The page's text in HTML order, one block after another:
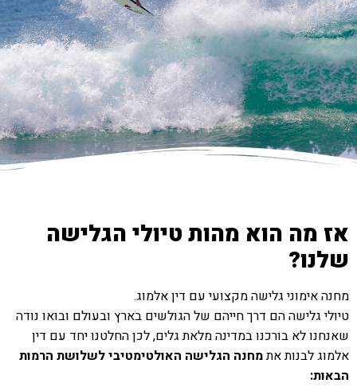
אז מה הוא מהות טיולי הגלישה
שלנו?
מחנה אימוני גלישה מקצועי עם דין אלמוג.
טיולי גלישה הם דרך חייהם של הגולשים בארץ ובעולם ובואו נודה
שאנחנו לא בורכנו במדינה מלאת גלים, לכן החלטנו יחד עם דין
אלמוג לבנות אתמחנה הגלישה האולטימטיבי לשלושת הרמות
הבאות: